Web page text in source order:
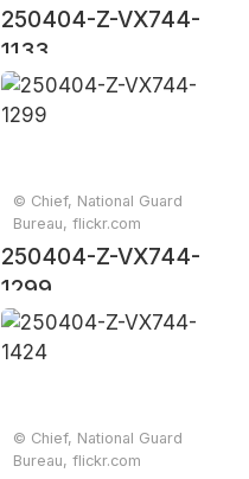
250404-Z-VX744-
1133
© Chief, National Guard
Bureau, flickr.com
250404-Z-VX744-
1299
© Chief, National Guard
Bureau, flickr.com